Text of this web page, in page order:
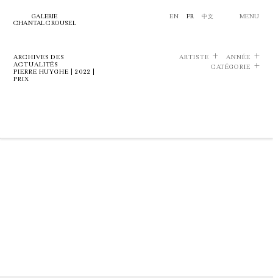
GALERIE
CHANTAL CROUSEL
EN FR 中文 MENU
ARCHIVES DES
ACTUALITÉS
PIERRE HUYGHE | 2022 |
PRIX
ARTISTE
ANNÉE
CATÉGORIE